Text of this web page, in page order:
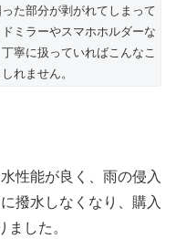
た部分が剥がれてしまって
ミラーやスマホホルダーな
寧に扱っていればこんなこ
れません。
性能が良く、雨の侵入
撥水しなくなり、購入
した。